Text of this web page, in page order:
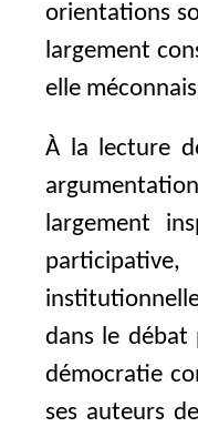
orientations
largement
elle
À la lecture
largement
dans le
démocratie
ses auteurs